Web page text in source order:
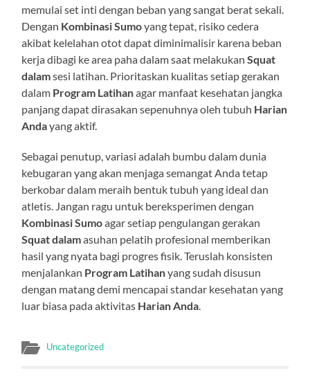
memulai set inti dengan beban yang sangat berat sekali.
Dengan Kombinasi Sumoyang tepat, risiko cedera
akibat kelelahan otot dapat diminimalisir karena beban
kerja dibagi ke area paha dalam saat melakukanSquat
dalamsesi latihan. Prioritaskan kualitas setiap gerakan
dalam Program Latihanagar manfaat kesehatan jangka
panjang dapat dirasakan sepenuhnya oleh tubuh Harian
Andayang aktif.
Sebagai penutup, variasi adalah bumbu dalam dunia
kebugaran yang akan menjaga semangat Anda tetap
berkobar dalam meraih bentuk tubuh yang ideal dan
atletis. Jangan ragu untuk bereksperimen dengan
Kombinasi Sumoagar setiap pengulangan gerakan
Squat dalamasuhan pelatih profesional memberikan
hasil yang nyata bagi progres fisik. Teruslah konsisten
menjalankan Program Latihanyang sudah disusun
dengan matang demi mencapai standar kesehatan yang
luar biasa pada aktivitas Harian Anda
Uncategorized